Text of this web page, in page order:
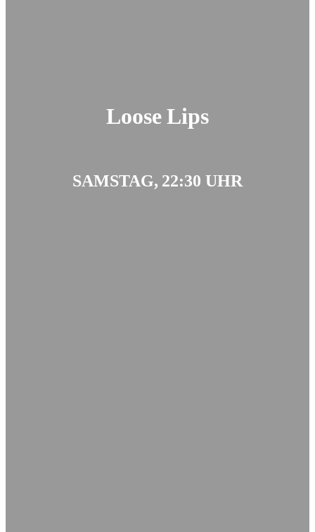
Loose Lips
SAMSTAG, 22:30 UHR